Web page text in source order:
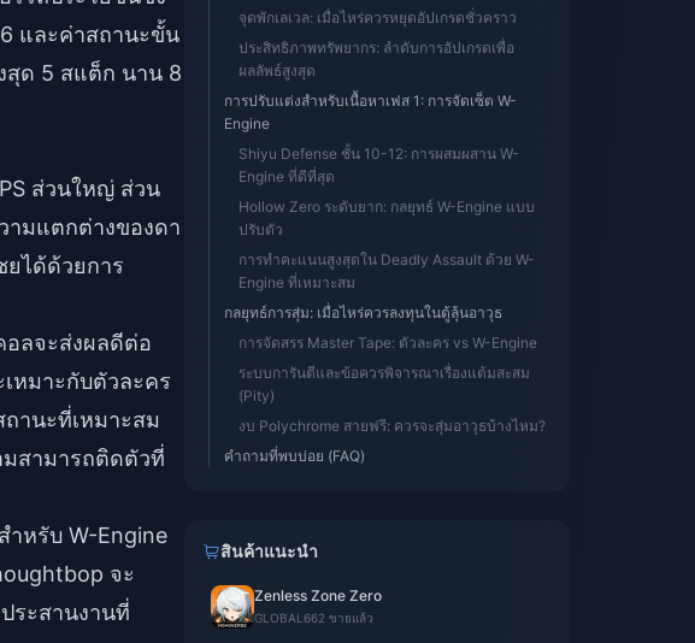
และค่าสถานะขั้น
สุด 5 สแต็ก นาน 8
ส่วนใหญ่ ส่วน
ามแตกต่างของดา
ยได้ด้วยการ
ลจะส่งผลดีต่อ
หมาะกับตัวละคร
านะที่เหมาะสม
สามารถติดตัวที่
หรับ W-Engine
จะ
ระสานงานที่
จุดพักเลเวล: เมื่อไหร่ควรหยุดอัปเกรดชั่วคราว
ประสิทธิภาพทรัพยากร: ลำดับการอัปเกรดเพื่อ
ผลลัพธ์สูงสุด
การปรับแต่งสำหรับเนื้อหาเฟส 1: การจัดเซ็ต W-
Engine
Shiyu Defense ชั้น 10-12: การผสมผสาน W-
Engine ที่ดีที่สุด
Hollow Zero ระดับยาก: กลยุทธ์ W-Engine แบบ
ปรับตัว
การทำคะแนนสูงสุดใน Deadly Assault ด้วย W-
Engine ที่เหมาะสม
กลยุทธ์การสุ่ม: เมื่อไหร่ควรลงทุนในตู้ลุ้นอาวุธ
การจัดสรร Master Tape: ตัวละคร vs W-Engine
ระบบการันตีและข้อควรพิจารณาเรื่องแต้มสะสม
(Pity)
งบ Polychrome สายฟรี: ควรจะสุ่มอาวุธบ้างไหม?
คำถามที่พบบ่อย (FAQ)
สินค้าแนะนำ
Zenless Zone Zero
GLOBAL 662 ขายแล้ว